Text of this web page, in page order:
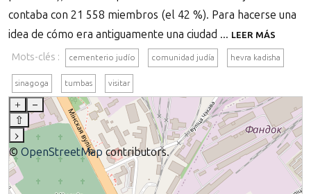
contaba con 21 558 miembros (el 42 %). Para hacerse una
idea de cómo era antiguamente una ciudad ... LEER MÁS
Mots-clés : cementerio judío comunidad judía hevra kadisha
sinagoga tumbas visitar
+
–
⇧
›
© OpenStreetMap contributors.